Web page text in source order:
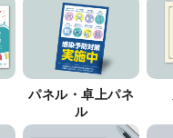
パネル・卓上パネ
ル